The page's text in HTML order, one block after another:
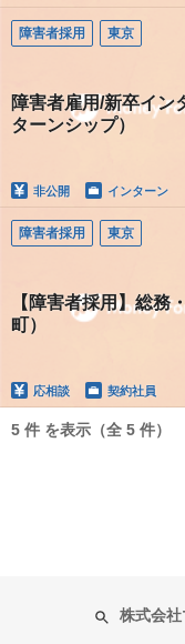
障害者採用 東京
障害者雇用/新卒イン
ターンシップ）
非公開 インターン
障害者採用 東京
【障害者採用】総務
町）
応相談 契約社員
5 件 を表示（全 5 件）
株式会